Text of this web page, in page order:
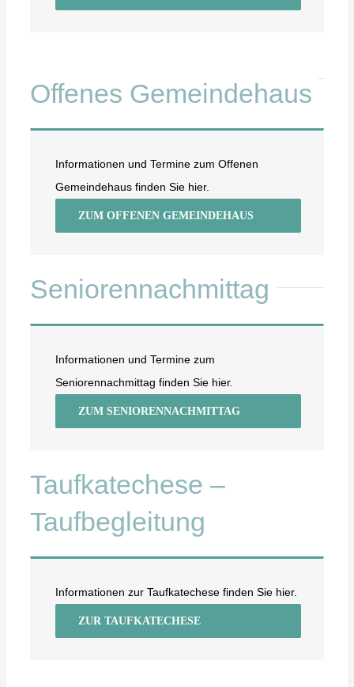
Offenes Gemeindehaus
Informationen und Termine zum Offenen
Gemeindehaus finden Sie hier.
ZUM OFFENEN GEMEINDEHAUS
Seniorennachmittag
Informationen und Termine zum
Seniorennachmittag finden Sie hier.
ZUM SENIORENNACHMITTAG
Taufkatechese –
Taufbegleitung
Informationen zur Taufkatechese finden Sie hier.
ZUR TAUFKATECHESE